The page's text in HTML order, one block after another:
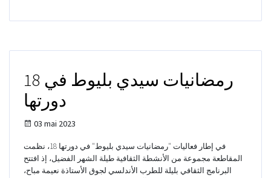
18 رمضانيات سيدي بليوط في
دورتها
03 mai 2023
في إطار فعاليات "رمضانيات سيدي بليوط" في دورتها 18، نظمت
المقاطعة مجموعة من الأنشطة الثقافية طيلة الشهر الفضيل، إذ افتتح
البرنامج الثقافي بليلة للطرب الأندلسي لجوق الأستاذة نعيمة مباح،